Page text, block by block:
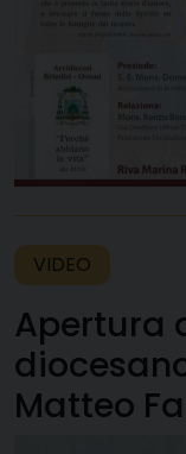
VIDEO
Apertura
Matteo